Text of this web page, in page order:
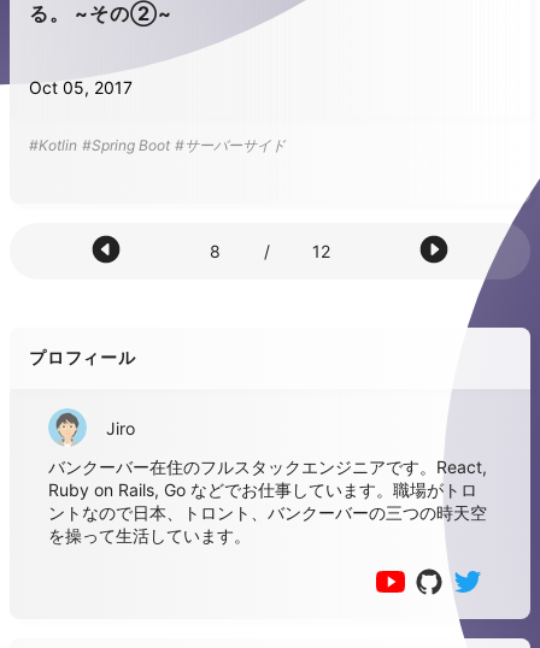
る。 ~その②~
Oct 05, 2017
#Kotlin #Spring Boot #サーバーサイド
8 / 12
プロフィール
Jiro
バンクーバー在住のフルスタックエンジニアです。React,
Ruby on Rails, Go などでお仕事しています。職場がトロ
ントなので日本、トロント、バンクーバーの三つの時天空
を操って生活しています。